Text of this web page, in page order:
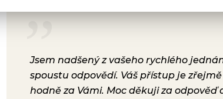
Jsem nadšený z vašeho rychlého
spoustu odpovědí. Váš přístup je
hodně za Vámi. Moc děkuji za odpověď